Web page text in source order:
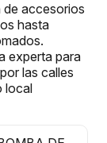
de accesorios
hasta
experta para
las calles
local